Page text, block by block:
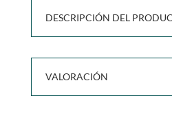
DESCRIPCIÓN DEL
VALORACIÓN